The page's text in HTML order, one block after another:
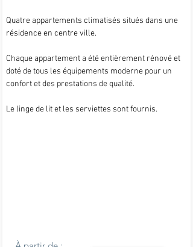
Quatre appartements climatisés situés dans une
résidence en centre ville.
Chaque appartement a été entièrement rénové et
doté de tous les équipements moderne pour un
confort et des prestations de qualité.
Le linge de lit et les serviettes sont fournis.